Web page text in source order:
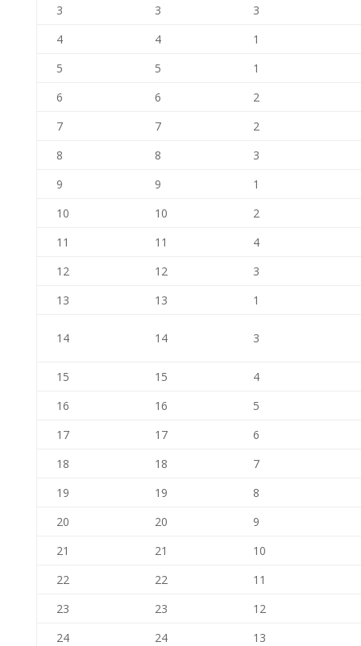
3 3
3
4
4
1
5
5
1
6
6
2
7
7
2
8
8
3
9
9
1
10
10
2
11
11
4
12
12
3
13
13 1
14 14 3
15 15
4
16
16
5
17
17
6
18
18
7
19
19
8
20
20
9
21
21
10
22
22
11
23
23
12
24
24
13